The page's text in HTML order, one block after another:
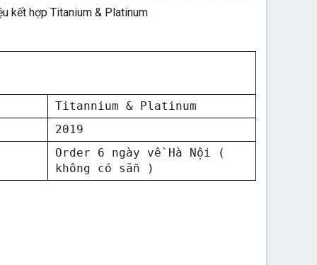
kết hợp Titanium & Platinum
Titannium & Platinum
2019
Order 6 ngày về Hà Nội (
không có sẵn )